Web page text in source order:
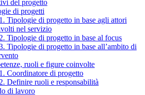
del progetto
di progetti
Tipologie di progetto in base agli attori
nel servizio
Tipologie di progetto in base al focus
Tipologie di progetto in base all’ambito di
ruoli e figure coinvolte
Coordinatore di progetto
Definire ruoli e responsabilità
di lavoro